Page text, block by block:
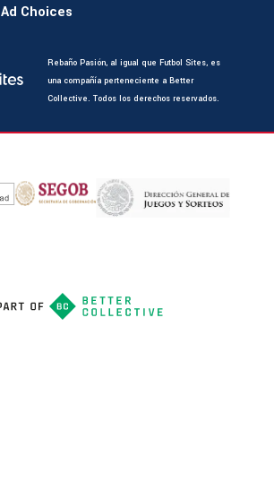
Ad Choices
Rebaño Pasión, al igual que Futbol Sites, es
una compañía perteneciente a Better
Collective. Todos los derechos reservados.